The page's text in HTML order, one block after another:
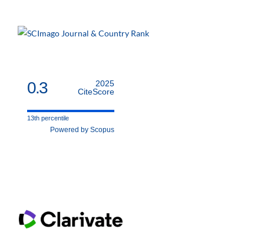
0.3
2025
CiteScore
13th percentile
Powered by Scopus